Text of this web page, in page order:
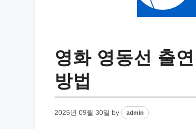
영화 영동선 출
방법
2025년 09월 30일 by admin